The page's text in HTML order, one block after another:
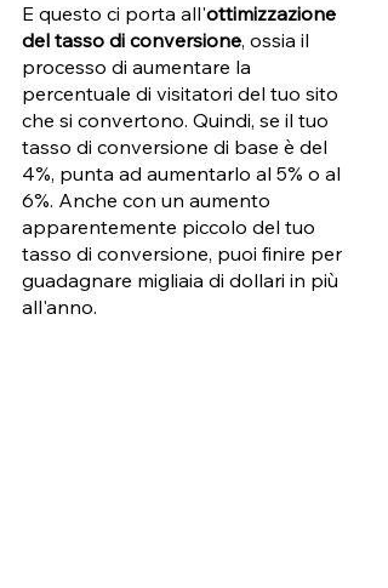
E questo ci porta all'ottimizzazione
del tasso di conversione, ossia il
processo di aumentare la
percentuale di visitatori del tuo sito
che si convertono. Quindi, se il tuo
tasso di conversione di base è del
4%, punta ad aumentarlo al 5% o al
6%. Anche con un aumento
apparentemente piccolo del tuo
tasso di conversione, puoi finire per
guadagnare migliaia di dollari in più
all'anno.